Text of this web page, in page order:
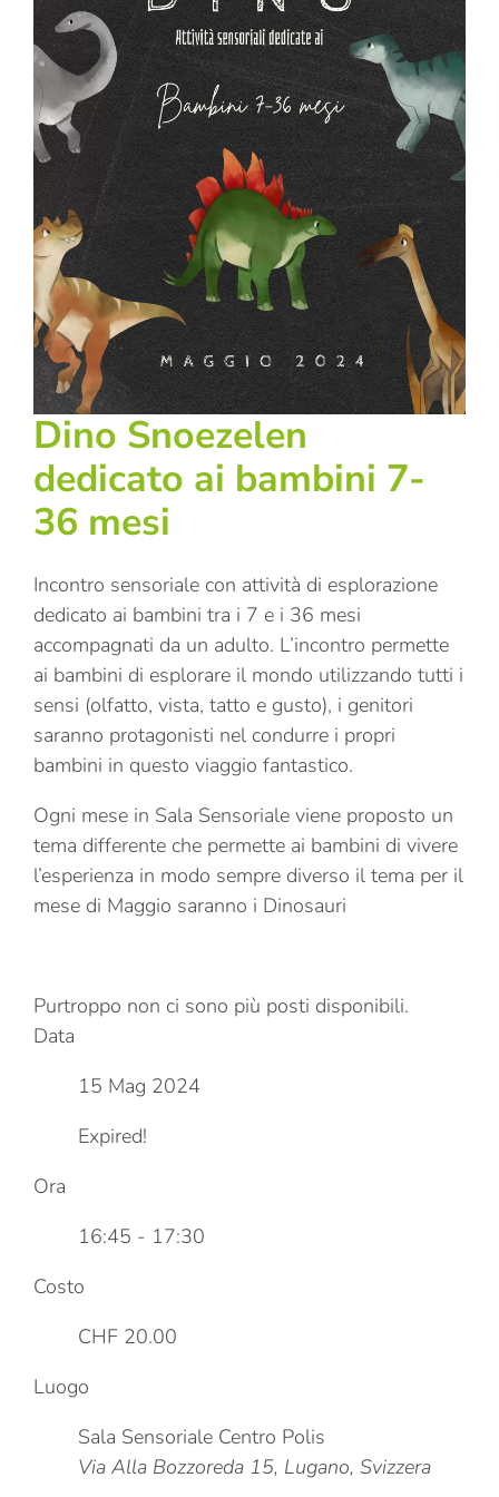
Dino Snoezelen
dedicato ai bambini 7-
36 mesi
Incontro sensoriale con attività di esplorazione
dedicato ai bambini tra i 7 e i 36 mesi
accompagnati da un adulto. L’incontro permette
ai bambini di esplorare il mondo utilizzando tutti i
sensi (olfatto, vista, tatto e gusto), i genitori
saranno protagonisti nel condurre i propri
bambini in questo viaggio fantastico.
Ogni mese in Sala Sensoriale viene proposto un
tema differente che permette ai bambini di vivere
l’esperienza in modo sempre diverso il tema per il
mese di Maggio saranno i Dinosauri
Purtroppo non ci sono più posti disponibili.
Data
15 Mag 2024
Expired!
Ora
16:45 - 17:30
Costo
CHF 20.00
Luogo
Sala Sensoriale Centro Polis
Via Alla Bozzoreda 15, Lugano, Svizzera